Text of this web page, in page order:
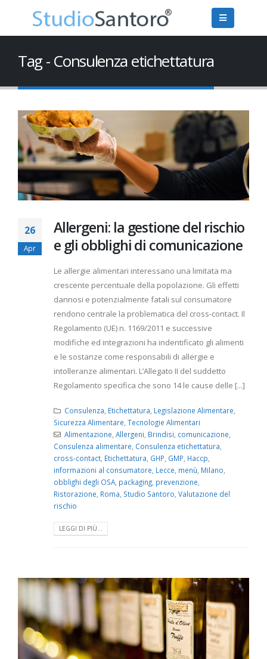
Tag - Consulenza etichettatura
26
Apr
Allergeni: la gestione del rischio
e gli obblighi di comunicazione
Le allergie alimentari interessano una limitata ma
crescente percentuale della popolazione. Gli effetti
dannosi e potenzialmente fatali sul consumatore
rendono centrale la problematica del cross-contact. Il
Regolamento (UE) n. 1169/2011 e successive
modifiche ed integrazioni ha indentificato gli alimenti
e le sostanze come responsabili di allergie e
intolleranze alimentari. L’Allegato II del suddetto
Regolamento specifica che sono 14 le cause delle [...]
Consulenza, Etichettatura, Legislazione Alimentare,
Sicurezza Alimentare, Tecnologie Alimentari
Alimentazione, Allergeni, Brindisi, comunicazione,
Consulenza alimentare, Consulenza etichettatura,
cross-contact, Etichettatura, GHP, GMP, Haccp,
informazioni al consumatore, Lecce, menù, Milano,
obblighi degli OSA, packaging, prevenzione,
Ristorazione, Roma, Studio Santoro, Valutazione del
rischio
LEGGI DI PIÙ...